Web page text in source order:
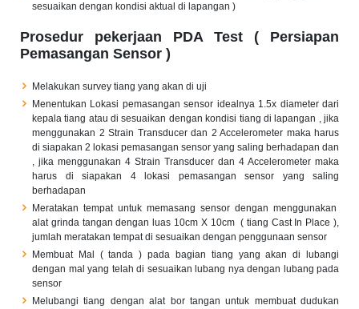
sesuaikan dengan kondisi aktual di lapangan )
Prosedur pekerjaan PDA Test ( Persiapan
Pemasangan Sensor )
Melakukan survey tiang yang akan di uji
Menentukan Lokasi pemasangan sensor idealnya 1.5x diameter dari
kepala tiang atau di sesuaikan dengan kondisi tiang di lapangan , jika
menggunakan 2 Strain Transducer dan 2 Accelerometer maka harus
di siapakan 2 lokasi pemasangan sensor yang saling berhadapan dan
, jika menggunakan 4 Strain Transducer dan 4 Accelerometer maka
harus di siapakan 4 lokasi pemasangan sensor yang saling
berhadapan
Meratakan tempat untuk memasang sensor dengan menggunakan
alat grinda tangan dengan luas 10cm X 10cm ( tiang Cast In Place ),
jumlah meratakan tempat di sesuaikan dengan penggunaan sensor
Membuat Mal ( tanda ) pada bagian tiang yang akan di lubangi
dengan mal yang telah di sesuaikan lubang nya dengan lubang pada
sensor
Melubangi tiang dengan alat bor tangan untuk membuat dudukan